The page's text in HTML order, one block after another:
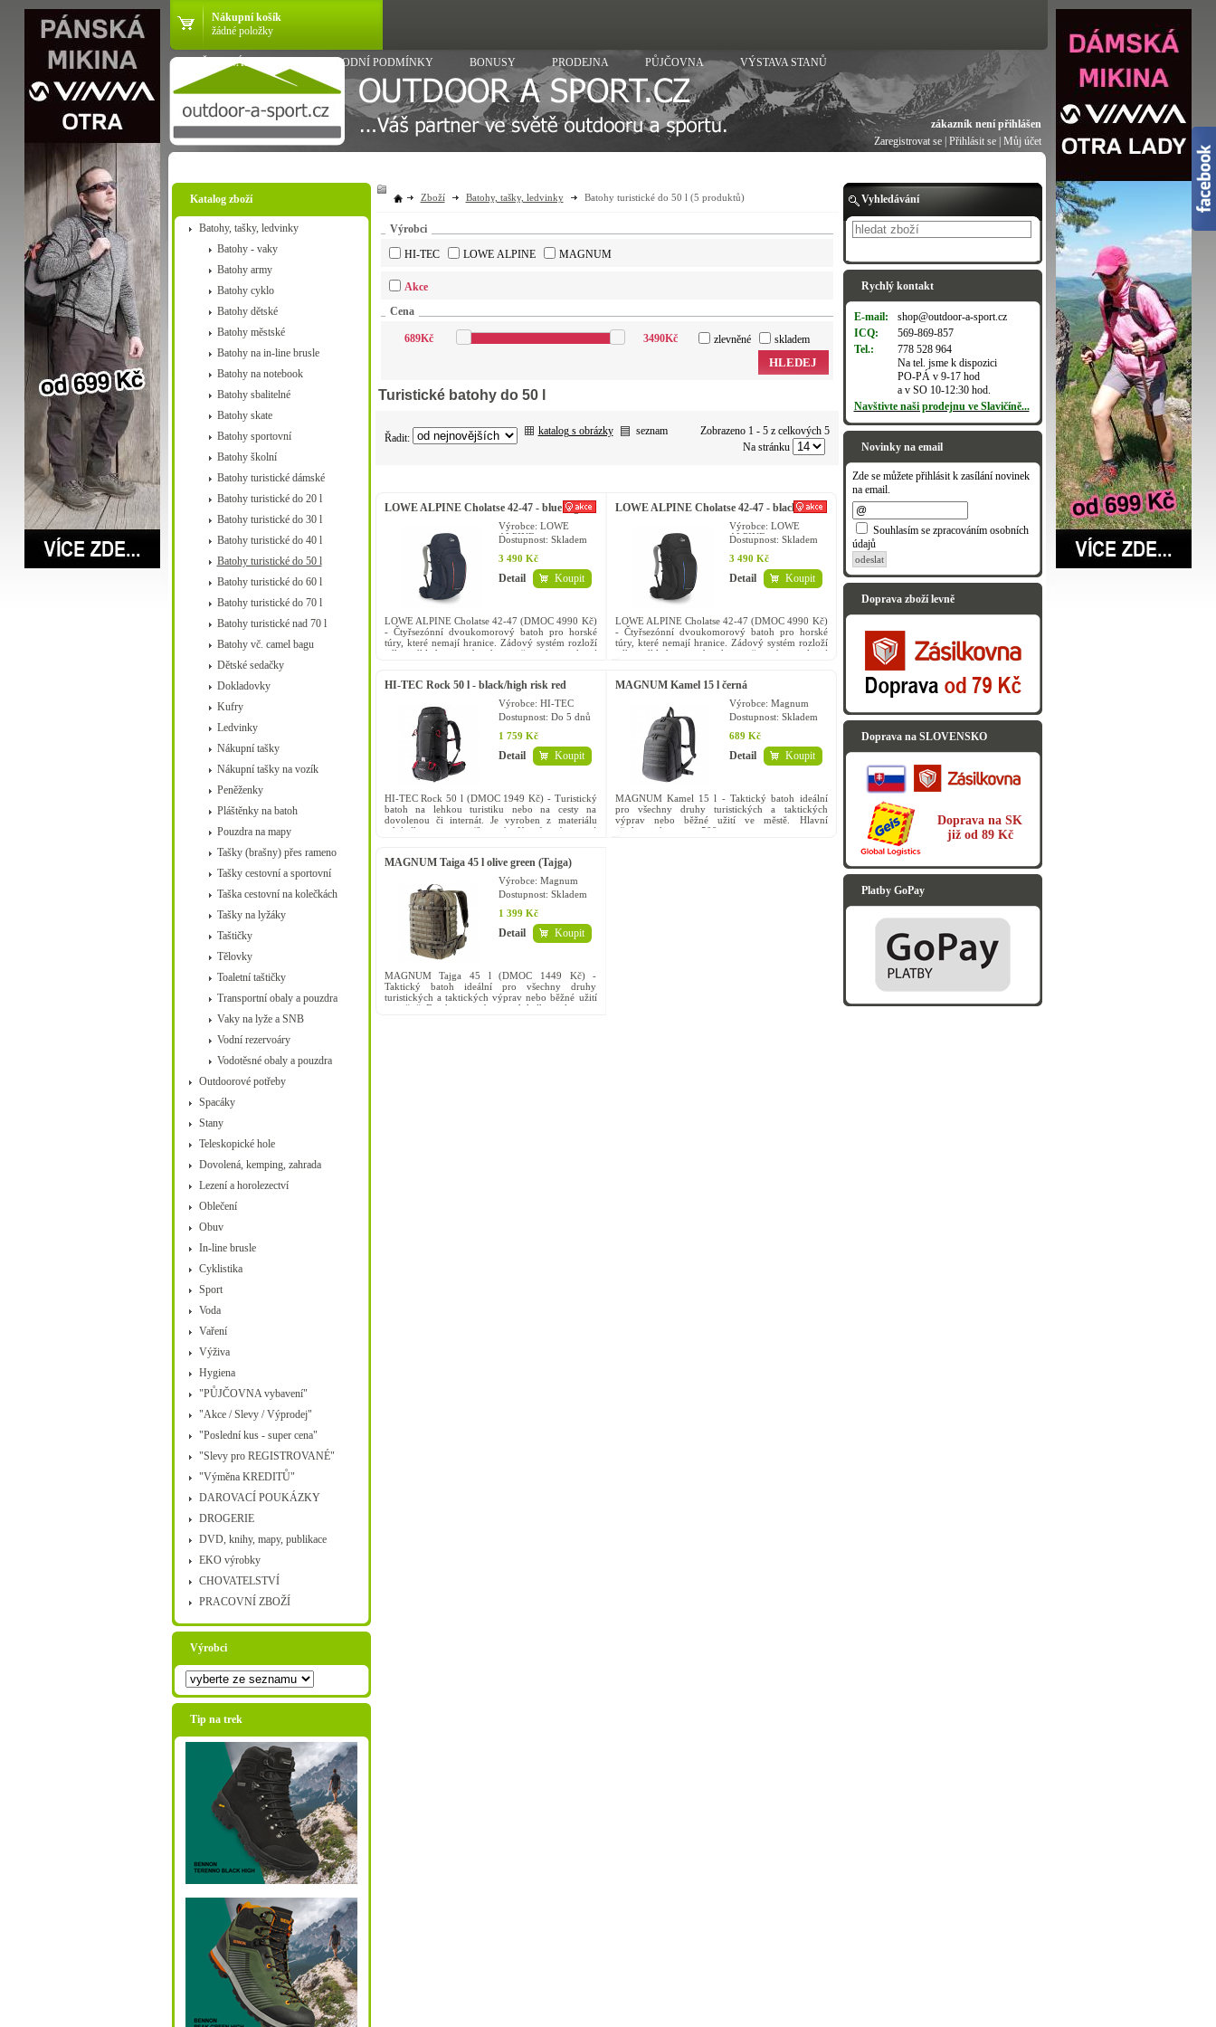
Nákupní košík
žádné položky
VŠE O NÁKUPU OBCHODNÍ PODMÍNKY BONUSY PRODEJNA PŮJČOVNA VÝSTAVA STANŮ
zákazník není přihlášen
Zaregistrovat se| Přihlásit se| Můj účet
Katalog zboží
Batohy, tašky, ledvinky
Batohy - vaky
Batohy army
Batohy cyklo
Batohy dětské
Batohy městské
Batohy na in-line brusle
Batohy na notebook
Batohy sbalitelné
Batohy skate
Batohy sportovní
Batohy školní
Batohy turistické dámské
Batohy turistické do 20 l
Batohy turistické do 30 l
Batohy turistické do 40 l
Batohy turistické do 50 l
Batohy turistické do 60 l
Batohy turistické do 70 l
Batohy turistické nad 70 l
Batohy vč. camel bagu
Dětské sedačky
Dokladovky
Kufry
Ledvinky
Nákupní tašky
Nákupní tašky na vozík
Peněženky
Pláštěnky na batoh
Pouzdra na mapy
Tašky (brašny) přes rameno
Tašky cestovní a sportovní
Taška cestovní na kolečkách
Tašky na lyžáky
Taštičky
Tělovky
Toaletní taštičky
Transportní obaly a pouzdra
Vaky na lyže a SNB
Vodní rezervoáry
Vodotěsné obaly a pouzdra
Outdoorové potřeby
Spacáky
Stany
Teleskopické hole
Dovolená, kemping, zahrada
Lezení a horolezectví
Oblečení
Obuv
In-line brusle
Cyklistika
Sport
Voda
Vaření
Výživa
Hygiena
"PŮJČOVNA vybavení"
"Akce / Slevy / Výprodej"
"Poslední kus - super cena"
"Slevy pro REGISTROVANÉ"
"Výměna KREDITŮ"
DAROVACÍ POUKÁZKY
DROGERIE
DVD, knihy, mapy, publikace
EKO výrobky
CHOVATELSTVÍ
PRACOVNÍ ZBOŽÍ
Výrobci
Tip na trek
Zboží Batohy, tašky, ledvinky Batohy turistické do 50 l (5 produktů)
Výrobci
HI-TEC
LOWE ALPINE MAGNUM
Akce
Cena
689Kč 3490Kč zlevněné skladem
HLEDEJ
Turistické batohy do 50 l
Řadit:
katalog s obrázky seznam
Zobrazeno 1 - 5 z celkových 5
Na stránku
LOWE ALPINE Cholatse 42-47 - blue night
Výrobce: LOWE
ALPINE
Dostupnost: Skladem
3 490 Kč
Detail Koupit
LOWE ALPINE Cholatse 42-47 (DMOC 4990 Kč)
- Čtyřsezónní dvoukomorový batoh pro horské
túry, které nemají hranice. Zádový systém rozloží
váhu nákladu a na batoh upneš cepín i trekové
LOWE ALPINE Cholatse 42-47 - black
Výrobce: LOWE
ALPINE
Dostupnost: Skladem
3 490 Kč
Detail Koupit
LOWE ALPINE Cholatse 42-47 (DMOC 4990 Kč)
- Čtyřsezónní dvoukomorový batoh pro horské
túry, které nemají hranice. Zádový systém rozloží
váhu nákladu a na batoh upneš cepín i trekové
HI-TEC Rock 50 l - black/high risk red
Výrobce: HI-TEC
Dostupnost: Do 5 dnů
1 759 Kč
Detail Koupit
HI-TEC Rock 50 l (DMOC 1949 Kč) - Turistický
batoh na lehkou turistiku nebo na cesty na
dovolenou či internát. Je vyroben z materiálu
odolného proti poškození. Komfortní nosný
MAGNUM Kamel 15 l černá
Výrobce: Magnum
Dostupnost: Skladem
689 Kč
Detail Koupit
MAGNUM Kamel 15 l - Taktický batoh ideální
pro všechny druhy turistických a taktických
výprav nebo běžné užití ve městě. Hlavní
přednosti: hmotnost 500 g...
MAGNUM Taiga 45 l olive green (Tajga)
Výrobce: Magnum
Dostupnost: Skladem
1 399 Kč
Detail Koupit
MAGNUM Tajga 45 l (DMOC 1449 Kč) -
Taktický batoh ideální pro všechny druhy
turistických a taktických výprav nebo běžné užití
ve městě. Batoh je vyroben z odolného polyesteru
Vyhledávání
Rychlý kontakt
E-mail:
shop@outdoor-a-sport.cz
ICQ:
569-869-857
Tel.:
778 528 964
Na tel. jsme k dispozici
PO-PÁ v 9-17 hod
a v SO 10-12:30 hod.
Navštivte naši prodejnu ve Slavičíně...
Novinky na email
Zde se můžete přihlásit k zasílání novinek
na email.
Souhlasím se zpracováním osobních
údajů
odeslat
Doprava zboží levně
Doprava na SLOVENSKO
Doprava na SK
již od 89 Kč
Platby GoPay